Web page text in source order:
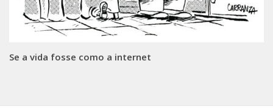
Se a vida fosse como a internet